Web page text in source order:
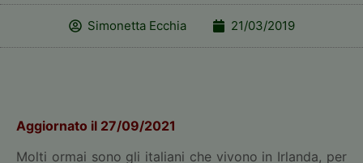
Simonetta Ecchia 21/03/2019
Aggiornato il 27/09/2021
Molti ormai sono gli italiani che vivono in Irlanda, per